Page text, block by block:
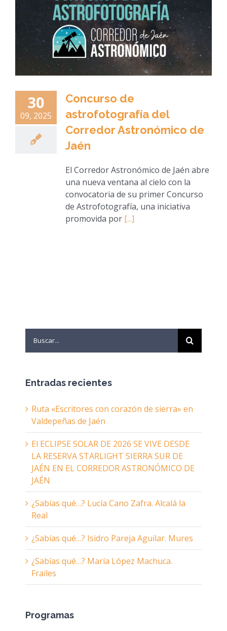
30
09, 2025
Concurso de
astrofotografía del
Corredor Astronómico de
Jaén
El Corredor Astronómico de Jaén abre
una nueva ventana al cielo con la
convocatoria de su primer Concurso
de Astrofotografía, una iniciativa
promovida por [...]
for:
Entradas recientes
Ruta «Escritores con corazón de sierra» en
Valdepeñas de Jaén
El ECLIPSE SOLAR DE 2026 SE VIVE DESDE
LA RESERVA STARLIGHT SIERRA SUR DE
JAÉN EN EL CORREDOR ASTRONÓMICO DE
JAÉN
¿Sabías qué…? Lucía Cano Zafra. Alcalá la
Real
¿Sabías qué…? Isidro Pareja Aguilar. Mures
¿Sabías qué…? María López Machuca.
Frailes
Programas